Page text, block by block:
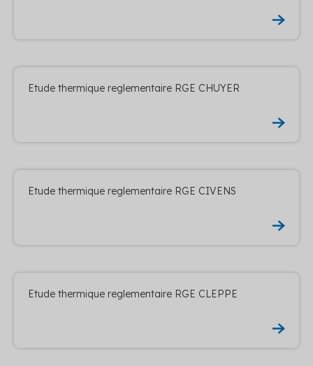
Etude thermique reglementaire RGE CHUYER
Etude thermique reglementaire RGE CIVENS
Etude thermique reglementaire RGE CLEPPE